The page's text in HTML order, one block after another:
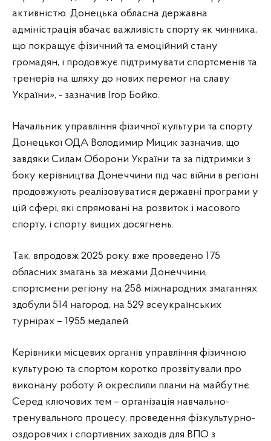
активністю. Донецька обласна державна
адміністрація вбачає важливість спорту як чинника,
що покращує фізичний та емоційний стану
громадян, і продовжує підтримувати спортсменів та
тренерів на шляху до нових перемог на славу
України», - зазначив Ігор Бойко.
Начальник управління фізичної культури та спорту
Донецької ОДА Володимир Мицик зазначив, що
завдяки Силам Оборони України та за підтримки з
боку керівництва Донеччини під час війни в регіоні
продовжують реалізовуватися державні програми у
цій сфері, які спрямовані на розвиток і масового
спорту, і спорту вищих досягнень.
Так, впродовж 2025 року вже проведено 175
обласних змагань за межами Донеччини,
спортсмени регіону на 258 міжнародних змаганнях
здобули 514 нагород, на 529 всеукраїнських
турнірах – 1955 медалей.
Керівники місцевих органів управління фізичною
культурою та спортом коротко прозвітували про
виконану роботу й окреслили плани на майбутнє.
Серед ключових тем – організація навчально-
тренувального процесу, проведення фізкультурно-
оздоровчих і спортивних заходів для ВПО з